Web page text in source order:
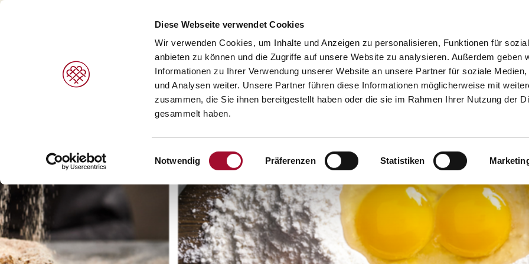
Diese Webseite verwendet Cookies
Wir verwenden Cookies, um Inhalte und Anzeigen zu personalisieren, Funktionen für
anbieten zu können und die Zugriffe auf unsere Website zu analysieren. Außerdem geben
Informationen zu Ihrer Verwendung unserer Website an unsere Partner für soziale Medien,
und Analysen weiter. Unsere Partner führen diese Informationen möglicherweise mit
zusammen, die Sie ihnen bereitgestellt haben oder die sie im Rahmen Ihrer Nutzung der
gesammelt haben.
Einwilligungsauswahl
Notwendig Präferenzen Statistiken
PRODUKTE
Speiseeis >
Brot-/Brötchen-Spezialitäten >
MARKEN
Cresco Italia >
Diversi Foods >
Wolf Butterback >
LEISTUNGEN NEWS